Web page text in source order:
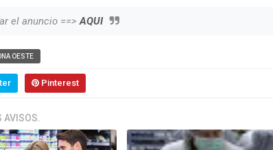
el anuncio ==>AQUI
OESTE
Pinterest